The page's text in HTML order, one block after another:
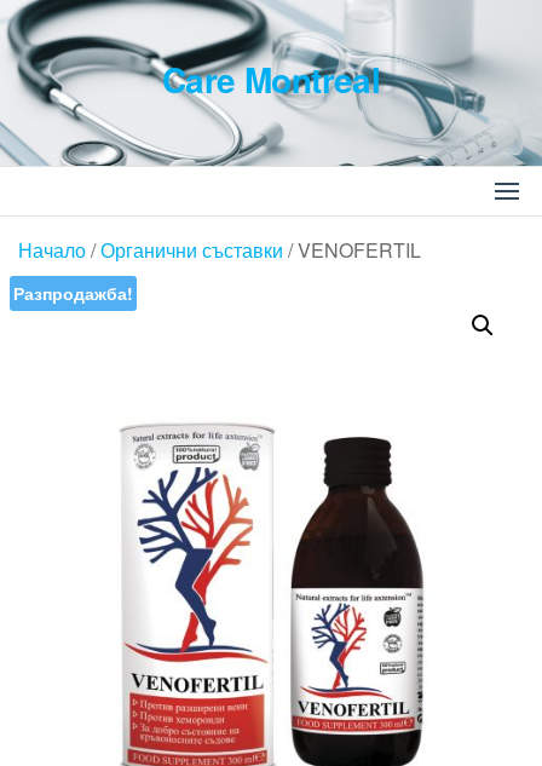
Skip
to
the
content
Care Montreal
Търсене
за:
Начало/Органични съставки / VENOFERTIL
Разпродажба!